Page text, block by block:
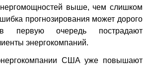
выше, чем слишком
прогнозирования может дорого
первую очередь пострадают
энергокомпаний.
США уже повышают